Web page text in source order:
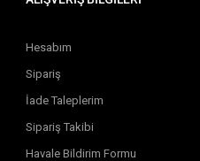
Hesabım
Sipariş
İade Taleplerim
Sipariş Takibi
Havale Bildirim Formu